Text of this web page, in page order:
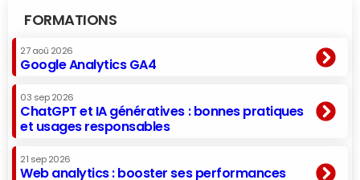
FORMATIONS
27 aoû 2026
Google Analytics GA4
03 sep 2026
ChatGPT et IA génératives : bonnes pratiques
et usages responsables
21 sep 2026
Web analytics : booster ses performances